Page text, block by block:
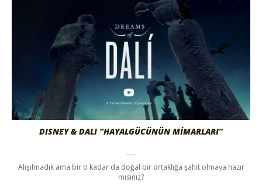
DISNEY & DALI “HAYALGÜCÜNÜN MİMARLARI”
Alışılmadık ama bir o kadar da doğal bir ortaklığa şahit olmaya hazır
mısınız?